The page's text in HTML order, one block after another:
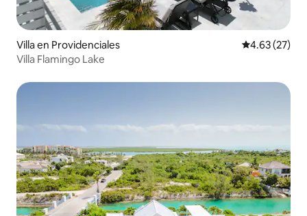
Villa en Providenciales Calificación
4.63 (27)
Villa Flamingo Lake